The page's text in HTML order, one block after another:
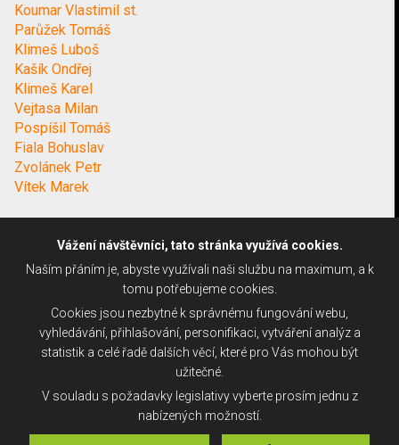
Koumar Vlastimil st.
Parůžek Tomáš
Klimeš Luboš
Kašík Ondřej
Klimeš Karel
Vejtasa Milan
Pospíšil Tomáš
Fiala Bohuslav
Zvolánek Petr
Vítek Marek
Vážení návštěvníci, tato stránka využívá cookies.
Naším přáním je, abyste využívali naši službu na maximum, a k
tomu potřebujeme cookies.
Cookies jsou nezbytné k správnému fungování webu,
vyhledávání, přihlašování, personifikaci, vytváření analýz a
statistik a celé řadě dalších věcí, které pro Vás mohou být
užitečné.
V souladu s požadavky legislativy vyberte prosím jednu z
nabízených možností.